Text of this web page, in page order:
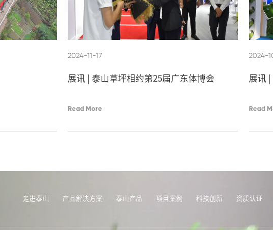
2024-11-17
展讯 | 泰山草坪相约第25届广东体博会
Read More
2024-
展讯
Read
走进泰山 产品解决方案 泰山产品 项目案例 科技创新 资质认证